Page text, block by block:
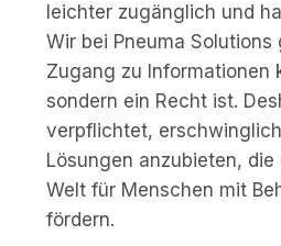
leichter zugänglich und
Wir bei Pneuma Solutions
Zugang zu Informationen
sondern ein Recht ist.
verpflichtet,
Lösungen anzubieten,
Welt für Menschen mit
fördern.